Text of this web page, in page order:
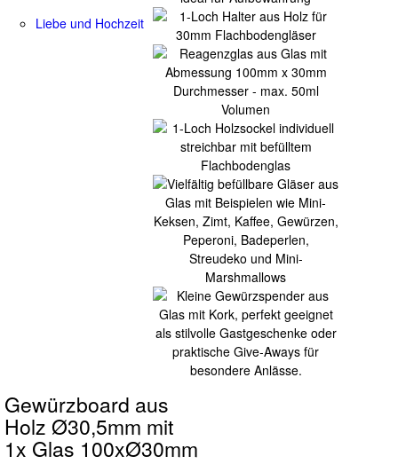
Liebe und Hochzeit
Gewürzboard aus
Holz Ø30,5mm mit
1x Glas 100xØ30mm